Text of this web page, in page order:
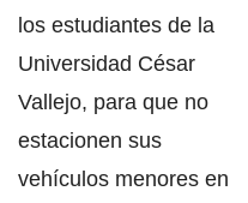
los estudiantes de la
Universidad César
Vallejo, para que no
estacionen sus
vehículos menores en